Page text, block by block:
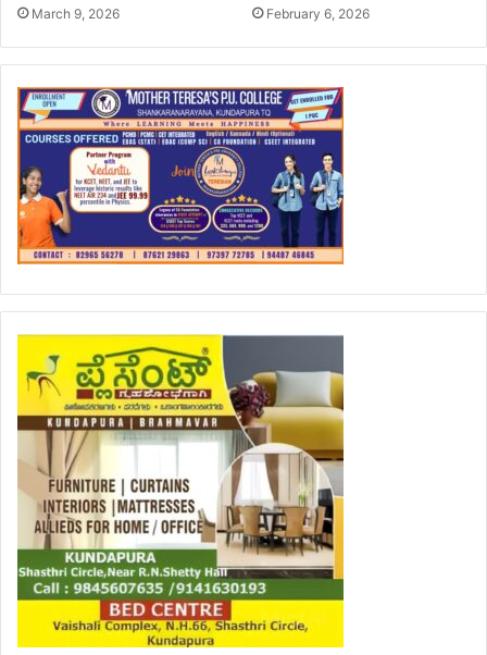
March 9, 2026 February 6, 2026